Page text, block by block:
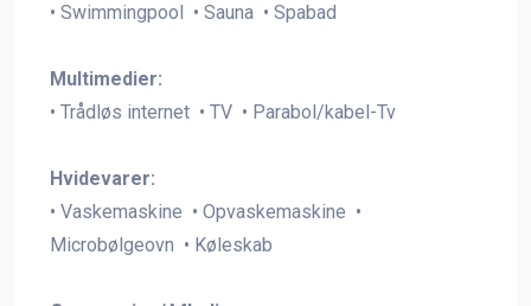
• Swimmingpool • Sauna • Spabad
Multimedier:
• Trådløs internet • TV • Parabol/kabel-Tv
Hvidevarer:
• Vaskemaskine • Opvaskemaskine •
Microbølgeovn • Køleskab